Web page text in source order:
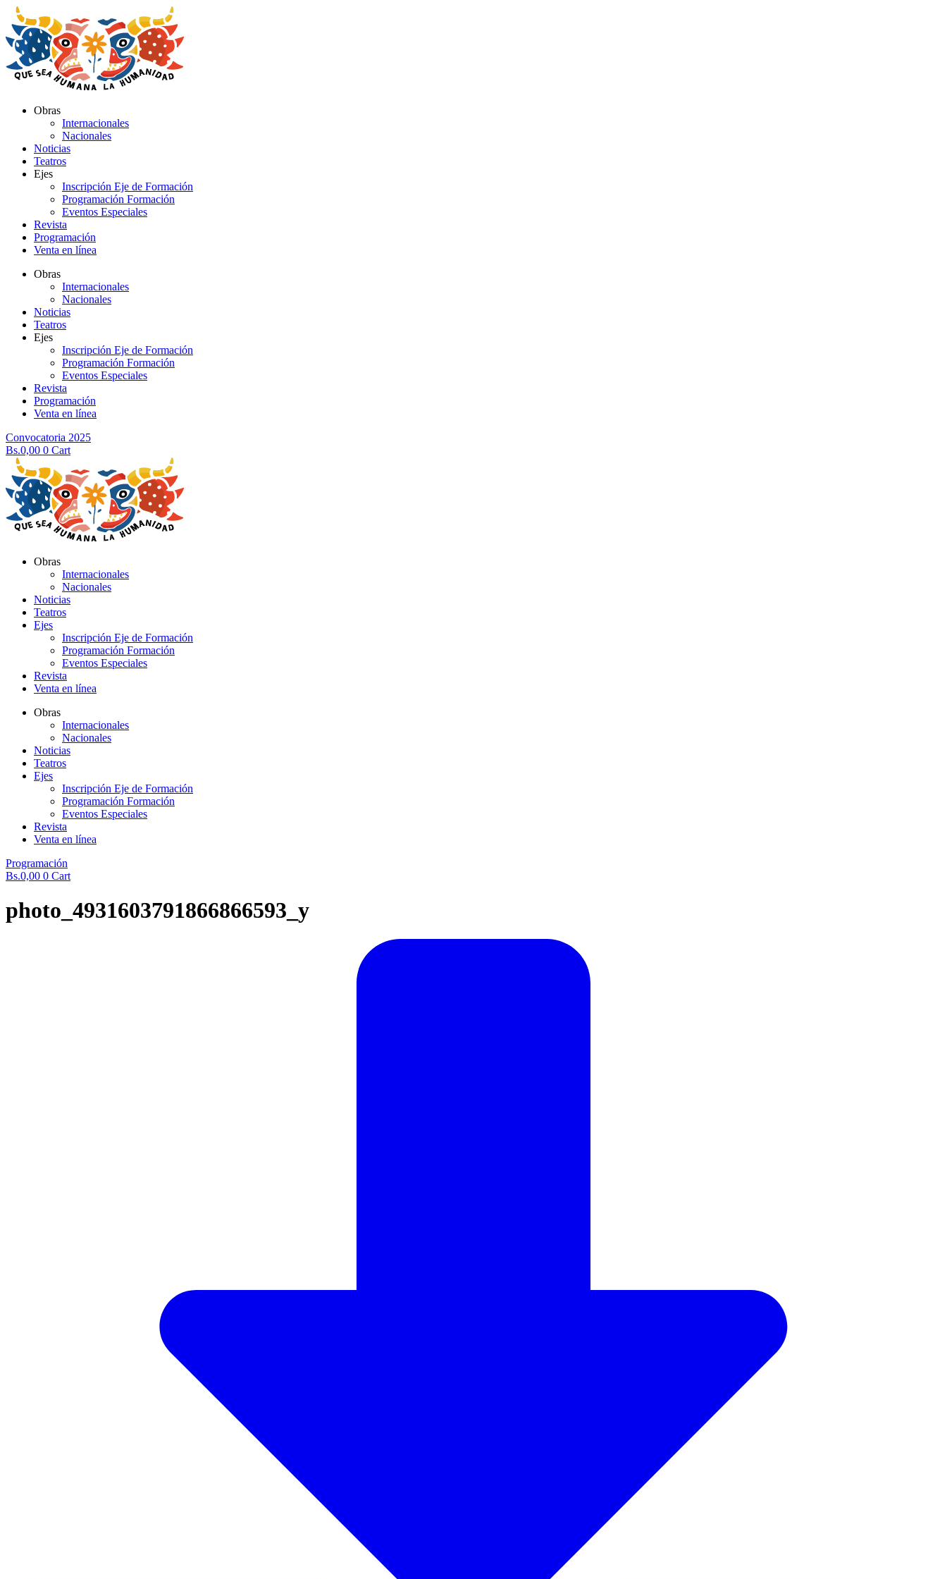
al
contenido
Obras
Internacionales
Nacionales
Noticias
Teatros
Ejes
Inscripción Eje de Formación
Programación Formación
Eventos Especiales
Revista
Programación
Venta en línea
Obras
Internacionales
Nacionales
Noticias
Teatros
Ejes
Inscripción Eje de Formación
Programación Formación
Eventos Especiales
Revista
Programación
Venta en línea
Convocatoria 2025
Bs.0,00 0 Cart
Obras
Internacionales
Nacionales
Noticias
Teatros
Ejes
Inscripción Eje de Formación
Programación Formación
Eventos Especiales
Revista
Venta en línea
Obras
Internacionales
Nacionales
Noticias
Teatros
Ejes
Inscripción Eje de Formación
Programación Formación
Eventos Especiales
Revista
Venta en línea
Programación
Bs.0,00 0 Cart
photo_4931603791866866593_y